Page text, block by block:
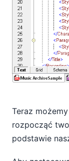
Teraz
rozpocząć
podstawie